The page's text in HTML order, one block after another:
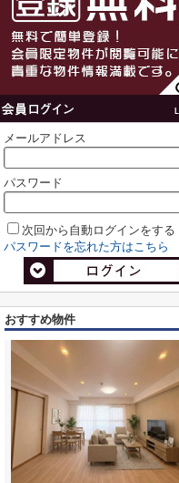
メールアドレス
パスワード
次回から自動ログインをする
パスワードを忘れた方はこちら
おすすめ物件